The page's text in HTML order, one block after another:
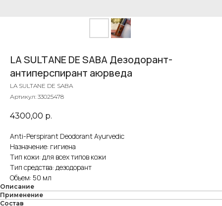
LA SULTANE DE SABA Дезодорант-
антиперспирант аюрведа
LA SULTANE DE SABA
Артикул: 33025478
4300,00 р.
Anti-Perspirant Deodorant Ayurvedic
Назначение: гигиена
Тип кожи: для всех типов кожи
Тип средства: дезодорант
Объем: 50 мл
Описание
Применение
Состав